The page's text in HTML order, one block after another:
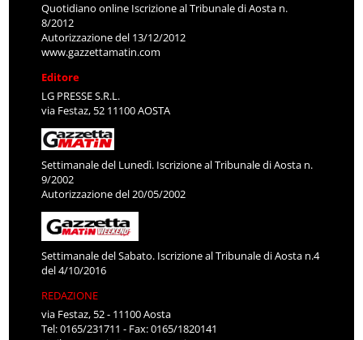
Quotidiano online Iscrizione al Tribunale di Aosta n.
8/2012
Autorizzazione del 13/12/2012
www.gazzettamatin.com
Editore
LG PRESSE S.R.L.
via Festaz, 52 11100 AOSTA
Settimanale del Lunedì. Iscrizione al Tribunale di Aosta n.
9/2002
Autorizzazione del 20/05/2002
Settimanale del Sabato. Iscrizione al Tribunale di Aosta n.4
del 4/10/2016
REDAZIONE
via Festaz, 52 - 11100 Aosta
Tel: 0165/231711 - Fax: 0165/1820141